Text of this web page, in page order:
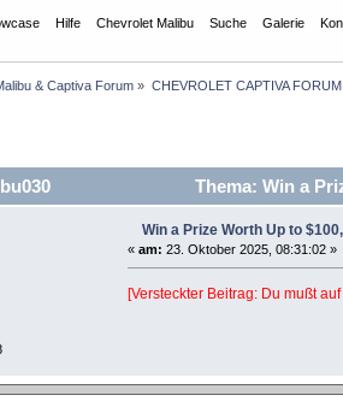
Hilfe Chevrolet Malibu Suche Galerie
& Captiva Forum » CHEVROLET CAPTIVA FORUM
Thema: Win a
Win a Prize Worth Up to
« am: 23. Oktober 2025, 08:31:02 »
[Versteckter Beitrag: Du mußt